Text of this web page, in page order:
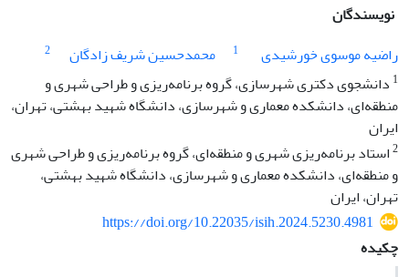
نویسندگان
راضیه موسوی خورشیدی
1 محمدحسین شریف زادگان
2
1 دانشجوی دکتری شهرسازی، گروه برنامه‌ریزی و طراحی شهری و
منطقه‌ای، دانشکده معماری و شهرسازی، دانشگاه شهید بهشتی، تهران،
ایران
2استاد برنامه‌ریزی شهری و منطقه‌ای، گروه برنامه‌ریزی و طراحی شهری
و منطقه‌ای، دانشکده معماری و شهرسازی، دانشگاه شهید بهشتی،
تهران، ایران
https://doi.org/10.22035/isih.2024.5230.4981
چکیده